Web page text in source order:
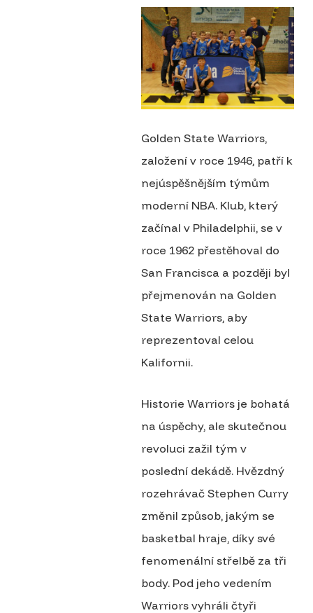
Golden State Warriors,
založení v roce 1946, patří k
nejúspěšnějším týmům
moderní NBA. Klub, který
začínal v Philadelphii, se v
roce 1962 přestěhoval do
San Francisca a později byl
přejmenován na Golden
State Warriors, aby
reprezentoval celou
Kalifornii.
Historie Warriors je bohatá
na úspěchy, ale skutečnou
revoluci zažil tým v
poslední dekádě. Hvězdný
rozehrávač Stephen Curry
změnil způsob, jakým se
basketbal hraje, díky své
fenomenální střelbě za tři
body. Pod jeho vedením
Warriors vyhráli čtyři